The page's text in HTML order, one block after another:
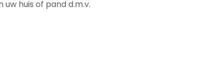
huis of pand d.m.v.